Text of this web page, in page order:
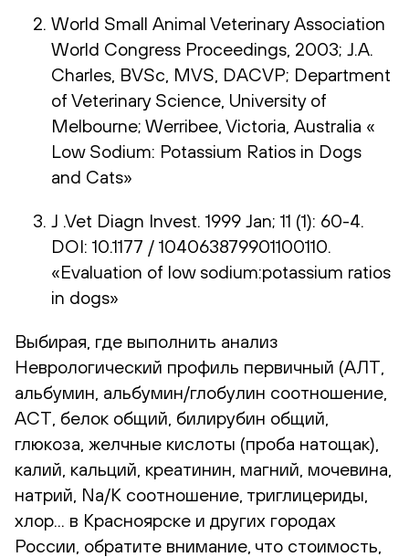
World Small Animal Veterinary Association
World Congress Proceedings, 2003; J.A.
Charles, BVSc, MVS, DACVP; Department
of Veterinary Science, University of
Melbourne; Werribee, Victoria, Australia «
Low Sodium: Potassium Ratios in Dogs
and Cats»
J .Vet Diagn Invest. 1999 Jan; 11 (1): 60-4.
DOI: 10.1177 / 104063879901100110.
«Evaluation of low sodium:potassium ratios
in dogs»
Выбирая, где выполнить анализ
Неврологический профиль первичный (АЛТ,
альбумин, альбумин/глобулин соотношение,
АСТ, белок общий, билирубин общий,
глюкоза, желчные кислоты (проба натощак),
калий, кальций, креатинин, магний, мочевина,
натрий, Na/K соотношение, триглицериды,
хлор... в Красноярске и других городах
России, обратите внимание, что стоимость,